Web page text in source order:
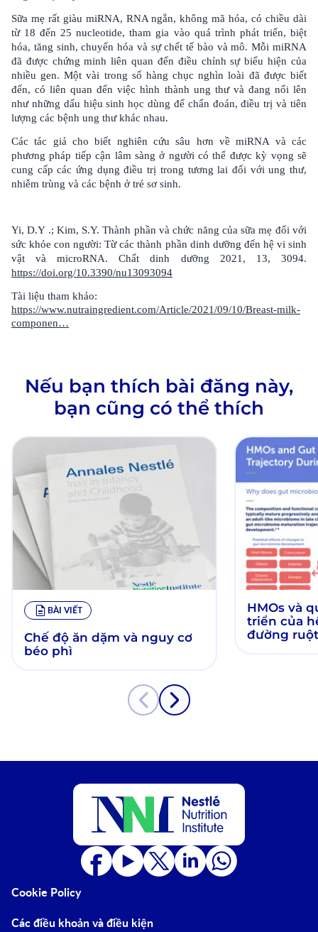
Sữa mẹ rất giàu miRNA, RNA ngắn, không mã hóa, có chiều dài
từ 18 đến 25 nucleotide, tham gia vào quá trình phát triển, biệt
hóa, tăng sinh, chuyển hóa và sự chết tế bào và mô. Mỗi miRNA
đã được chứng minh liên quan đến điều chỉnh sự biểu hiện của
nhiều gen. Một vài trong số hàng chục nghìn loài đã được biết
đến, có liên quan đến việc hình thành ung thư và đang nổi lên
như những dấu hiệu sinh học dùng để chẩn đoán, điều trị và tiên
lượng các bệnh ung thư khác nhau.
Các tác giả cho biết nghiên cứu sâu hơn về miRNA và các
phương pháp tiếp cận lâm sàng ở người có thể được kỳ vọng sẽ
cung cấp các ứng dụng điều trị trong tương lai đối với ung thư,
nhiễm trùng và các bệnh ở trẻ sơ sinh.
Yi, D.Y .; Kim, S.Y. Thành phần và chức năng của sữa mẹ đối với
sức khỏe con người: Từ các thành phần dinh dưỡng đến hệ vi sinh
vật và microRNA. Chất dinh dưỡng 2021, 13, 3094.
https://doi.org/10.3390/nu13093094
Tài liệu tham khảo:
https://www.nutraingredient.com/Article/2021/09/10/Breast-milk-
componen…
Nếu bạn thích bài đăng này,
bạn cũng có thể thích
BÀI VIẾT
Chế độ ăn dặm và nguy cơ
béo phì
HMOs và
triển của
đường
Cookie Policy
Các điều khoản và điều kiện